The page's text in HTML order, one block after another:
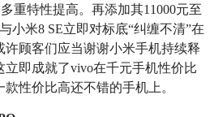
重特性提高。再添加其11000元至
小米8 SE立即对标底“纠缠不清”在
顾客们应当谢谢小米手机持续释
即成就了vivo在千元手机性价比
性价比高还不错的手机上。